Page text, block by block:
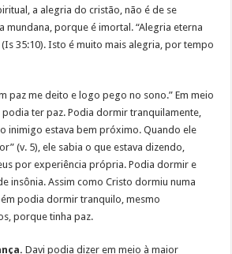
a alegria do cristão, não é de se
mundana, porque é imortal. “Alegria eterna
(Is 35:10). Isto é muito mais alegria, por tempo
paz me deito e logo pego no sono.” Em meio
podia ter paz. Podia dormir tranquilamente,
inimigo estava bem próximo. Quando ele
(v. 5), ele sabia o que estava dizendo,
por experiência própria. Podia dormir e
insônia. Assim como Cristo dormiu numa
podia dormir tranquilo, mesmo
porque tinha paz.
Davi podia dizer em meio à maior